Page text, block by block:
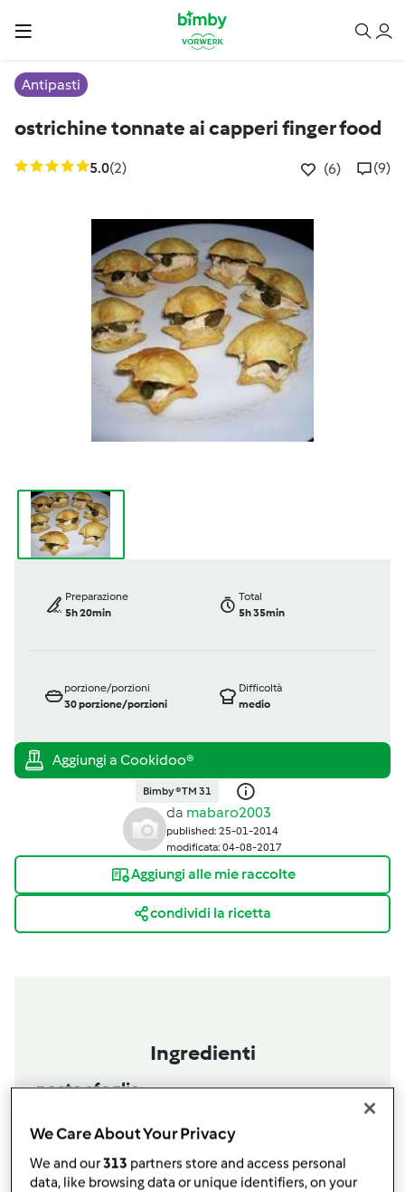
Antipasti
ostrichine tonnate ai capperi finger food
5.0(2) (6) (9)
Preparazione
5h 20min
Total
5h 35min
porzione/porzioni
30porzione/porzioni
Difficoltà
medio
Bimby ® TM 31
da mabaro2003
published: 25-01-2014
modificata: 04-08-2017
Aggiungi alle mie raccolte
condividi la ricetta
Ingredienti
pasta sfoglia.
200grammiburro a pezzetti,
20grammiAcqua ghiacciata
10sale
We Care About Your Privacy
We and our313 partners store and access personal
data, like browsing data or unique identifiers, on your